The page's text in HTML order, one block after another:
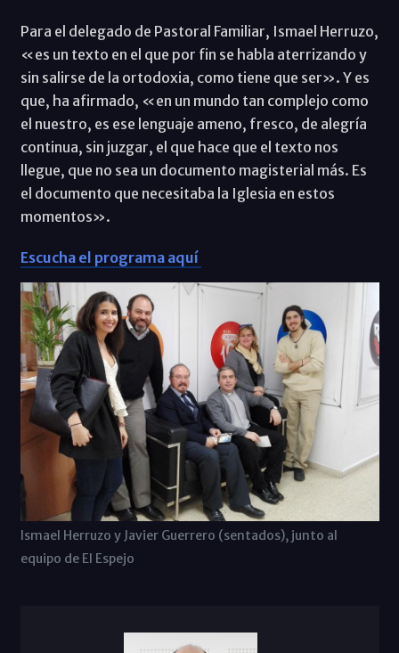
Para el delegado de Pastoral Familiar, Ismael Herruzo,
«es un texto en el que por fin se habla aterrizando y
sin salirse de la ortodoxia, como tiene que ser». Y es
que, ha afirmado, «en un mundo tan complejo como
el nuestro, es ese lenguaje ameno, fresco, de alegría
continua, sin juzgar, el que hace que el texto nos
llegue, que no sea un documento magisterial más. Es
el documento que necesitaba la Iglesia en estos
momentos».
Escucha el programa aquí
Ismael Herruzo y Javier Guerrero (sentados), junto al
equipo de El Espejo